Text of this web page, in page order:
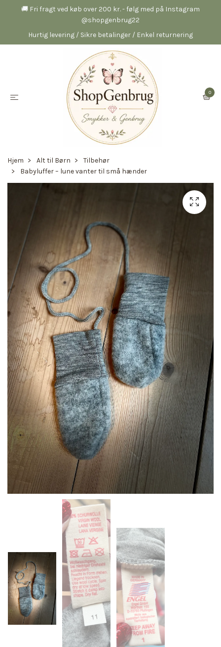
🚚 Fri fragt ved køb over 200 kr. - følg med på Instagram
@shopgenbrug22
Hurtig levering / Sikre betalinger / Enkel returnering
0
Hjem Alt til Børn
Tilbehør
Babyluffer – lune vanter til små hænder